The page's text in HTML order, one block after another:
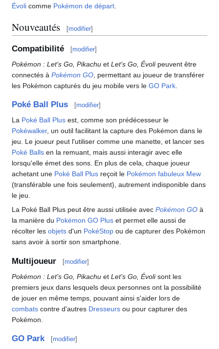
Évoli comme Pokémon de départ.
Nouveautés [modifier]
Compatibilité [modifier]
Pokémon : Let's Go, Pikachu et Let's Go, Évolipeuvent être
connectés à Pokémon GO , permettant au joueur de transférer
les Pokémon capturés du jeu mobile vers le GO Park
Poké Ball Plus [modifier]
La Poké Ball Plus est, comme son prédécesseur le
Pokéwalker, un outil facilitant la capture des Pokémon dans le
jeu. Le joueur peut l'utiliser comme une manette, et lancer ses
Poké Balls en la remuant, mais aussi interagir avec elle
lorsqu'elle émet des sons. En plus de cela, chaque joueur
achetant une Poké Ball Plus reçoit le Pokémon fabuleux Mew
(transférable une fois seulement), autrement indisponible dans
le jeu.
La Poké Ball Plus peut être aussi utilisée avec Pokémon GO à
la manière du Pokémon GO Plus et permet elle aussi de
récolter les objets d'un PokéStop ou de capturer des Pokémon
sans avoir à sortir son smartphone.
Multijoueur [modifier]
Pokémon : Let's Go, Pikachu et Let's Go, Évolisont les
premiers jeux dans lesquels deux personnes ont la possibilité
de jouer en même temps, pouvant ainsi s'aider lors de
combats contre d'autres Dresseurs ou pour capturer des
Pokémon.
GO Park [modifier]